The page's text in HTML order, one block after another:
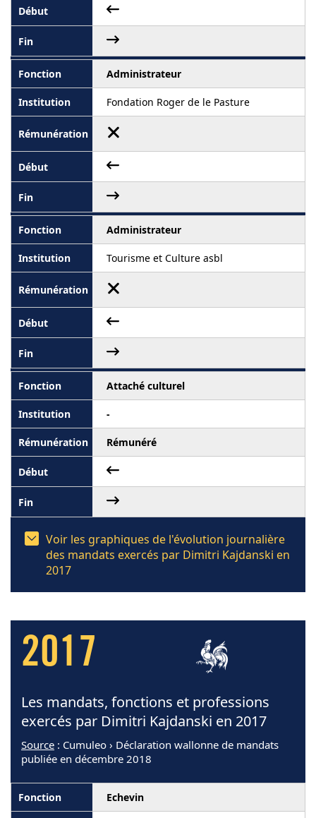
Administrateur
Fondation Roger de le Pasture
Administrateur
Tourisme et Culture asbl
Attaché culturel
-
Rémunéré
Voir les graphiques de l'évolution journalière
des mandats exercés par Dimitri Kajdanski en
2017
2017
Les mandats, fonctions et professions
exercés par Dimitri Kajdanski en 2017
Source : Cumuleo › Déclaration wallonne de mandats
publiée en décembre 2018
Echevin